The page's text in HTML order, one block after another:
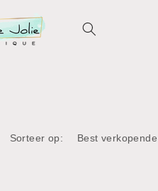
Sorteer op: